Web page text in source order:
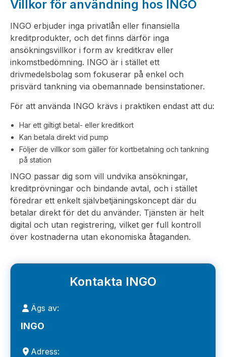
Villkor för användning hos INGO
INGO erbjuder inga privatlån eller finansiella
kreditprodukter, och det finns därför inga
ansökningsvillkor i form av kreditkrav eller
inkomstbedömning. INGO är i stället ett
drivmedelsbolag som fokuserar på enkel och
prisvärd tankning via obemannade bensinstationer.
För att använda INGO krävs i praktiken endast att du:
Har ett giltigt betal- eller kreditkort
Kan betala direkt vid pump
Följer de villkor som gäller för kortbetalning och tankning
på station
INGO passar dig som vill undvika ansökningar,
kreditprövningar och bindande avtal, och i stället
föredrar ett enkelt självbetjäningskoncept där du
betalar direkt för det du använder. Tjänsten är helt
digital och utan registrering, vilket ger full kontroll
över kostnaderna utan ekonomiska åtaganden.
Kontakta INGO
Ägs av:
INGO
Adress: